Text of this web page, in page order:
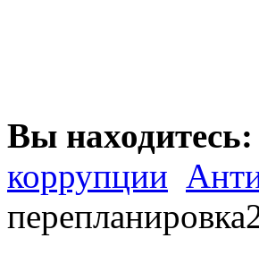
Вы находитесь:
коррупции